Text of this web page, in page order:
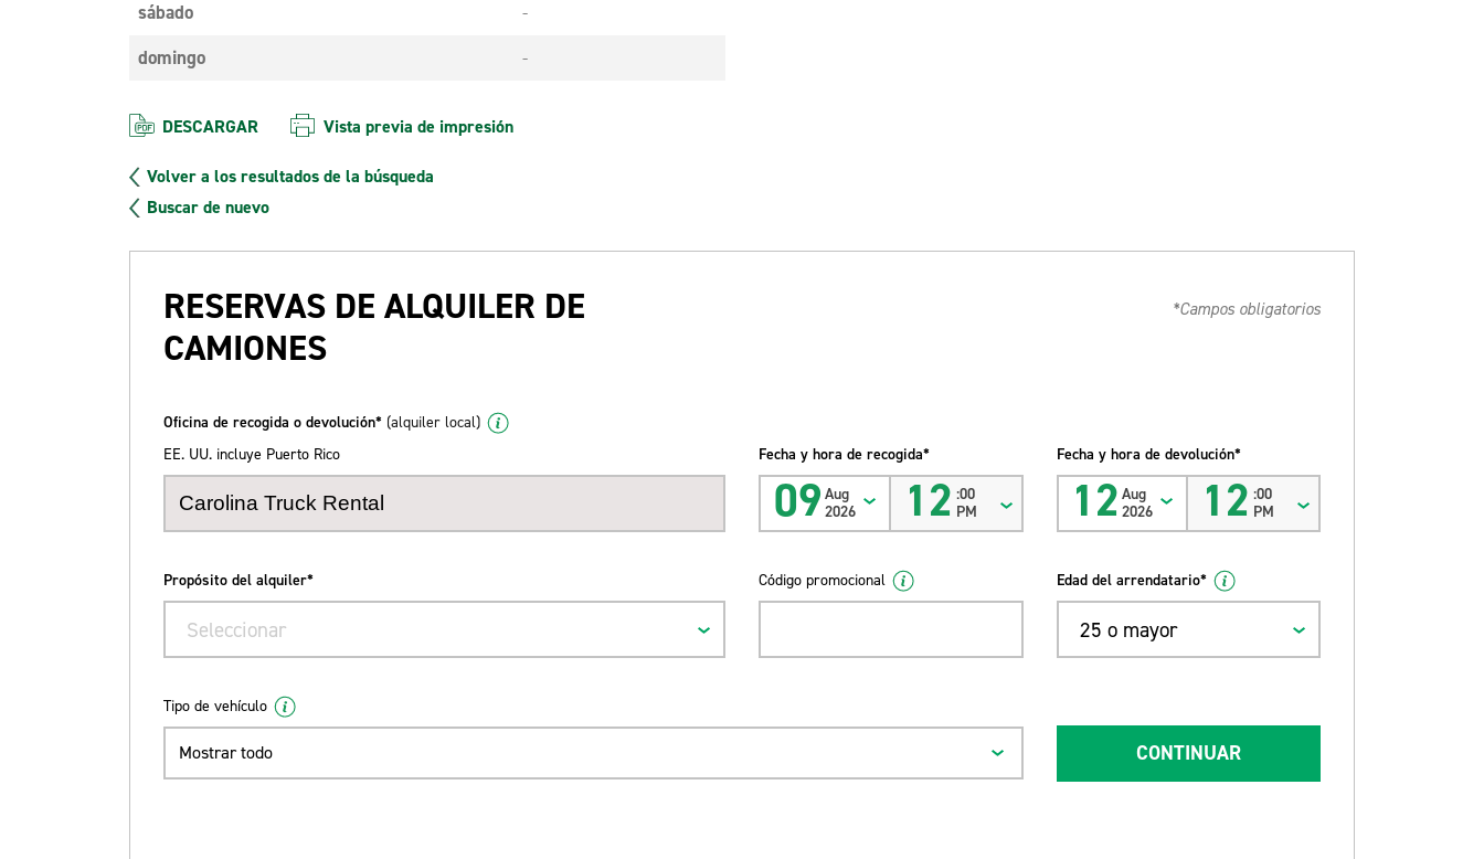
sábado
-
domingo
-
DESCARGAR Vista previa de impresión
Volver a los resultados de la búsqueda
Buscar de nuevo
RESERVAS DE ALQUILER DE
CAMIONES
*Campos obligatorios
Oficina de recogida o devolución* (alquiler local)
EE. UU. incluye Puerto Rico
Fecha y hora de recogida*
09 Aug
2026
12 :00
PM
Fecha y hora de devolución*
12 Aug
2026
12 :00
PM
Propósito del alquiler*
Seleccionar
Código promocional Edad del arrendatario*
25 o mayor
Tipo de vehículo
Mostrar todo CONTINUAR